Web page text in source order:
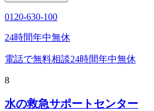
0120-630-100
24時間年中無休
電話で無料相談24時間年中無休
8
水の救急サポートセンター